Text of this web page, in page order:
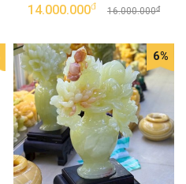
14.000.000đ 16.000.000đ
6%